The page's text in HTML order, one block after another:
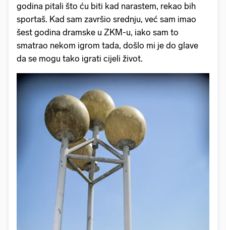
godina pitali što ću biti kad narastem, rekao bih
sportaš. Kad sam završio srednju, već sam imao
šest godina dramske u ZKM-u, iako sam to
smatrao nekom igrom tada, došlo mi je do glave
da se mogu tako igrati cijeli život.